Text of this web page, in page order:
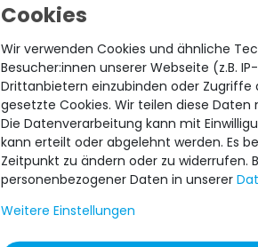
ZUBEHÖR & ERSATZTEILE
Zubehör &
OEM Low Profile Bracket /
Bezel / Slotblende für NVIDIA
A2 GPU-
Rechenbeschleuniger /
Wir verwenden Cookies und ähnliche
Besucher:innen unserer Webseite (z.B.
Drittanbietern einzubinden oder
gesetzte Cookies. Wir teilen diese
Die Datenverarbeitung kann mit
kann erteilt oder abgelehnt werden. Es
Zeitpunkt zu ändern oder zu widerrufen.
personenbezogener Daten in unserer
Weitere Einstellungen